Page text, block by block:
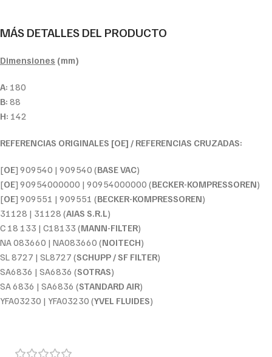
MÁS DETALLES DEL PRODUCTO
Dimensiones (mm)
A: 180
B: 88
H: 142
REFERENCIAS ORIGINALES [OE] / REFERENCIAS CRUZADAS:
[OE] 909540 | 909540 (BASE VAC)
[OE] 90954000000 | 90954000000 (BECKER-KOMPRESSOREN)
[OE] 909551 | 909551 (BECKER-KOMPRESSOREN)
31128 | 31128 (AIAS S.R.L)
C 18 133 | C18133 (MANN-FILTER)
NA 083660 | NA083660 (NOITECH)
SL 8727 | SL8727 (SCHUPP / SF FILTER)
SA6836 | SA6836 (SOTRAS)
SA 6836 | SA6836 (STANDARD AIR)
YFA03230 | YFA03230 (YVEL FLUIDES)